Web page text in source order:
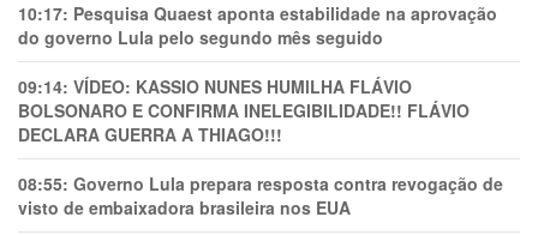
10:17: Pesquisa Quaest aponta estabilidade na aprovação
do governo Lula pelo segundo mês seguido
09:14: VÍDEO: KASSIO NUNES HUMlLHA FLÁVIO
BOLSONARO E CONFIRMA INELEGIBILIDADE!! FLÁVIO
DECLARA GUERRA A THIAGO!!!
08:55: Governo Lula prepara resposta contra revogação de
visto de embaixadora brasileira nos EUA